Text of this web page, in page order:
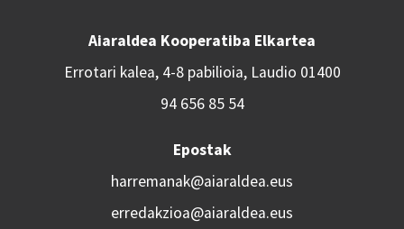
Aiaraldea Kooperatiba Elkartea
Errotari kalea, 4-8 pabilioia, Laudio 01400
94 656 85 54
Epostak
harremanak@aiaraldea.eus
erredakzioa@aiaraldea.eus